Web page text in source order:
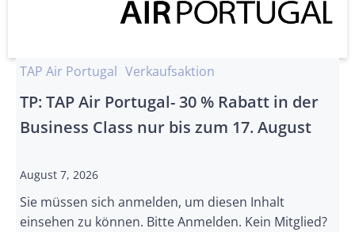
TAP Air Portugal Verkaufsaktion
TP: TAP Air Portugal- 30 % Rabatt in der
Business Class nur bis zum 17. August
August 7, 2026
Sie müssen sich anmelden, um diesen Inhalt
einsehen zu können. Bitte Anmelden. Kein Mitglied?